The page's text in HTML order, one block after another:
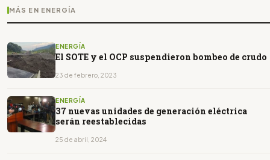
MÁS EN ENERGÍA
ENERGÍA
El SOTE y el OCP suspendieron bombeo de crudo
23 de febrero, 2023
ENERGÍA
37 nuevas unidades de generación eléctrica
serán reestablecidas
25 de abril, 2024